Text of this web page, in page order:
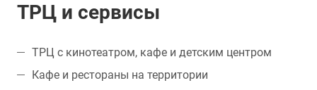
ТРЦ и сервисы
ТРЦ с кинотеатром, кафе и детским центром
Кафе и рестораны на территории